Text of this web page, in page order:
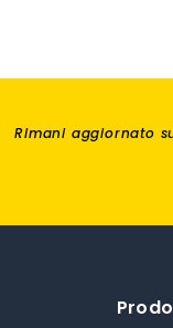
Rimani aggiornato